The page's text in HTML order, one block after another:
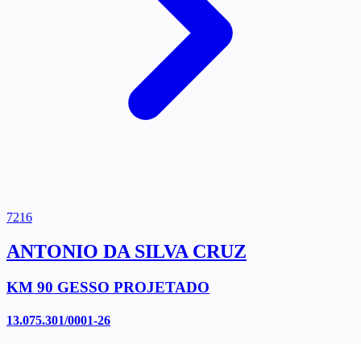
7216
ANTONIO DA SILVA CRUZ
KM 90 GESSO PROJETADO
13.075.301/0001-26